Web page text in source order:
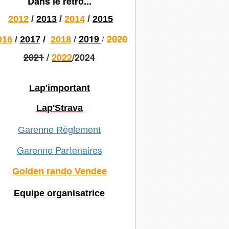
2012 / 2013 / 2014 / 2015
/ 2017/ 2018 / 2019 /2020
2021/2022/2024
Lap'important
Lap'Strava
Garenne Règlement
Garenne Partenaires
Golden rando Vendee
Equipe organisatrice